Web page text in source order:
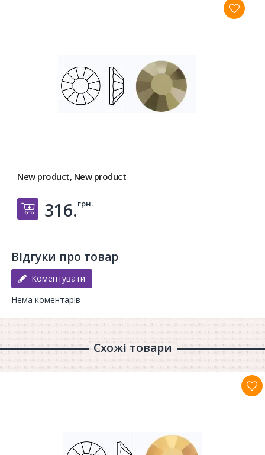
New product, New product
Добавить в корзину
316.грн.
Відгуки про товар
Коментувати
Нема коментарів
Схожі товари